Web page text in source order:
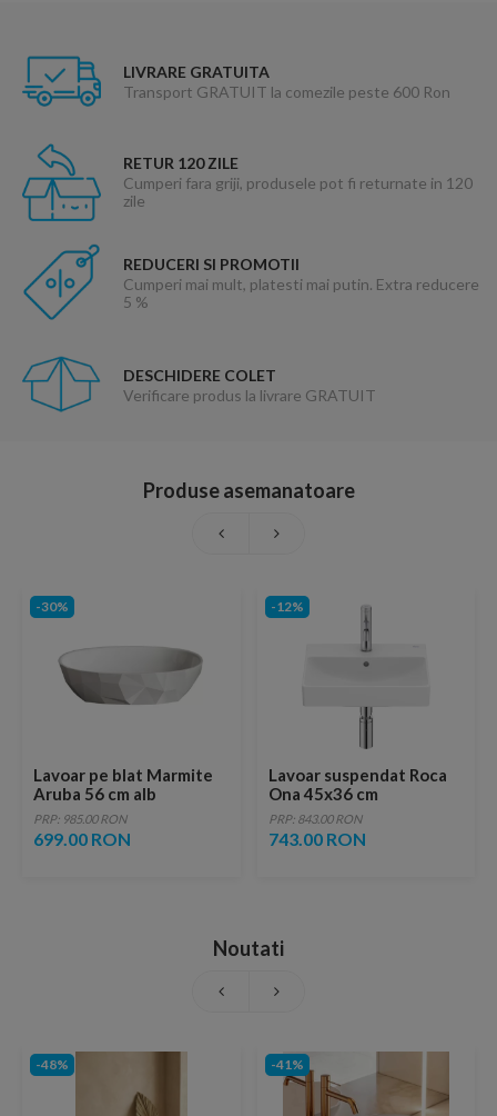
LIVRARE GRATUITA
Transport GRATUIT la comezile peste 600 Ron
RETUR 120 ZILE
Cumperi fara griji, produsele pot fi returnate in 120
zile
REDUCERI SI PROMOTII
Cumperi mai mult, platesti mai putin. Extra reducere
5 %
DESCHIDERE COLET
Verificare produs la livrare GRATUIT
Produse asemanatoare
-30%
Lavoar pe blat Marmite
Aruba 56 cm alb
PRP: 985.00 RON
699.00 RON
-12%
Lavoar suspendat Roca
Ona 45x36 cm
Fineceramic alb mat
PRP: 843.00 RON
743.00 RON
Noutati
-48% -41%